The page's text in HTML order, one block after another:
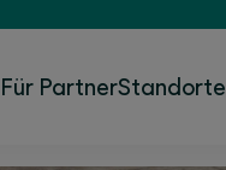
Für PartnerStandorte